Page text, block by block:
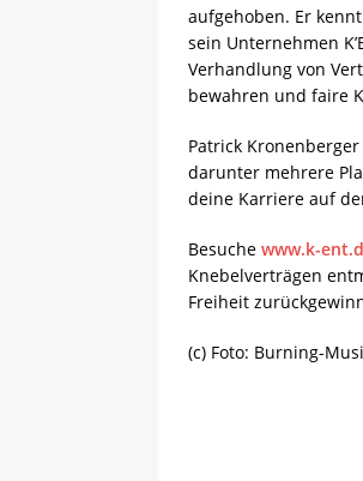
aufgehoben. Er
sein Unternehmen
Verhandlung von
bewahren und faire
Patrick
darunter mehrere
deine Karriere auf
Besuche www.k-
Knebelverträgen
Freiheit
(c) Foto: Burning-